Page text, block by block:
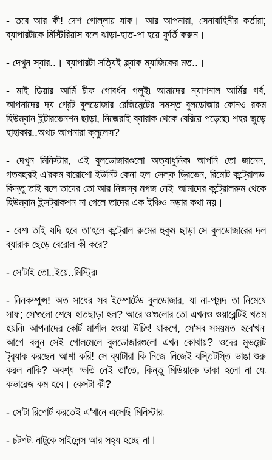
- তবে আর কী! দেশ গোল্লায় যাক। আর আপনারা, সেনাবাহিনীর কর্তারা;
ব্যাপারটাকে মিস্টিরিয়াস বলে ঝাড়া-হাত-পা হয়ে ফুর্তি করুন।
- দেখুন স্যার..। ব্যাপারটা সত্যিই ব্ল্যাক ম্যাজিকের মত..।
- মাই ডিয়ার আর্মি চীফ গোবর্ধন গলুই৷ আমাদের ন্যাশনাল আর্মির গর্ব,
আপনাদের দ্য গ্রেট বুলডোজার রেজিমেন্টের সমস্ত বুলডোজার কোনও রকম
হিউম্যান ইন্টারভেনশন ছাড়া, নিজেরাই ব্যারাক থেকে বেরিয়ে পড়েছে৷ শহর জুড়ে
হাহাকার..অথচ আপনারা ক্লুলেস?
- দেখুন মিনিস্টার, এই বুলডোজারগুলো অত্যাধুনিক৷ আপনি তো জানেন,
গতবছরই এ'রকম বারোশো ইউনিট কেনা হল৷ সেল্ফ ড্রিভেন, রিমোট কন্ট্রোলড৷
কিন্তু তাই বলে তাদের তো আর নিজস্ব মগজ নেই৷ আমাদের কন্ট্রোলরুম থেকে
হিউম্যান ইন্সট্রাকশন না গেলে তাদের এক ইঞ্চিও নড়ার কথা নয়।
- বেশ৷ তাই যদি হবে তা'হলে কন্ট্রোল রুমের হুকুম ছাড়া সে বুলডোজারের দল
ব্যারাক ছেড়ে বেরোল কী করে?
- সে'টাই তো..ইয়ে..মিস্ট্রি৷
- নিনকম্পুপ্স! অত সাধের সব ইম্পোর্টেড বুলডোজার, যা না-পসন্দ তা নিমেষে
সাফ; সে'গুলো শেষে হাতছাড়া হল? আরে ও'গুলোর তো এখনও ওয়ারেন্টিই খতম
হয়নি৷ আপনাদের কোর্ট মার্শাল হওয়া উচিৎ! যাকগে, সে'সব সময়মত হবে'খন৷
আগে বলুন সেই গোলমেলে বুলডোজারগুলো এখন কোথায়? ওদের মুভমেন্ট
ট্র‍্যাক করছেন আশা করি! সে ব্যাটারা কি নিজে নিজেই বস্তিটস্তি ভাঙা শুরু
করল নাকি? অবশ্য ক্ষতি নেই তা'তে, কিন্তু মিডিয়াকে ডাকা হলো না যে৷
কভারেজ কম হবে। কেসটা কী?
- সে'টা রিপোর্ট করতেই এ'খানে এসেছি মিনিস্টার৷
- চটপট৷ নাটুকে সাইলেন্স আর সহ্য হচ্ছে না।